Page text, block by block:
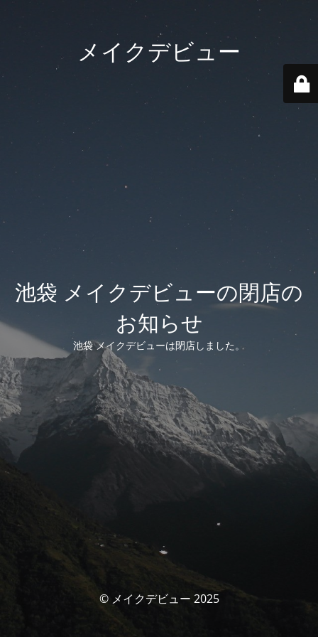
メイクデビュー
池袋 メイクデビューの閉店の
お知らせ
池袋 メイクデビューは閉店しました。
© メイクデビュー 2025